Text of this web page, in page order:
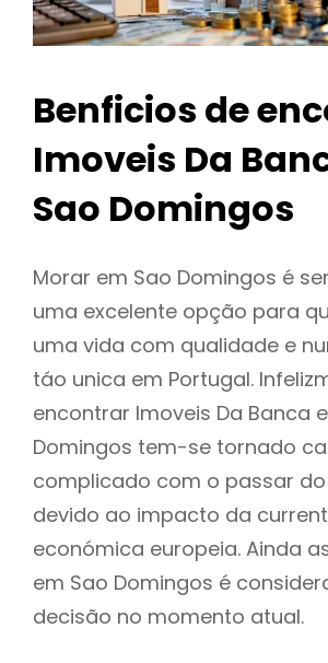
Benficios de
Imoveis Da
Sao Domingos
Morar em Sao Domingos é
uma excelente opção para
uma vida com qualidade e
táo unica em Portugal.
encontrar Imoveis Da Banca
Domingos tem-se tornado
complicado com o passar
devido ao impacto da
económica europeia. Ainda
em Sao Domingos é
decisão no momento atual.